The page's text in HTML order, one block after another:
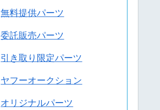
無料提供パーツ
委託販売パーツ
引き取り限定パーツ
ヤフーオークション
オリジナルパーツ